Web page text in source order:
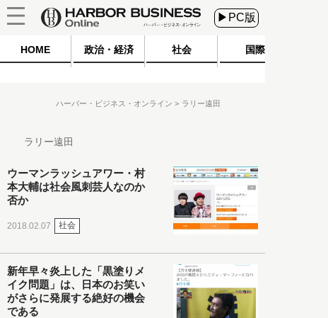
▶PC版
HOME 政治・経済 社会 国際
ハーバー・ビジネス・オンライン ラリー遠田
ラリー遠田
ウーマンラッシュアワー・村
本大輔は社会風刺芸人なのか
否か
2018.02.07 社会
新年早々炎上した「黒塗りメ
イク問題」は、日本のお笑い
がさらに発展する絶好の機会
である